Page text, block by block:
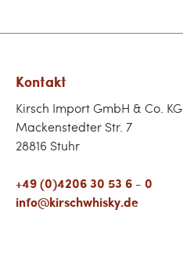
Kontakt
Kirsch Import GmbH & Co. KG
Mackenstedter Str. 7
28816 Stuhr
+49 (0)4206 30 53 6 - 0
info@kirschwhisky.de